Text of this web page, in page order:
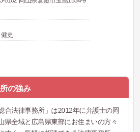
史
の強み
合法律事務所」は2012年に弁護士の岡
県全域と広島県東部にお住まいの方々